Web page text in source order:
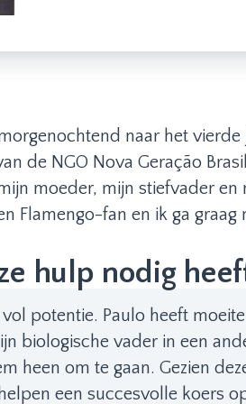
naar het
de NGO Nova Geração
moeder, mijn stiefvader
Flamengo-fan en ik ga
hulp nodig
potentie. Paulo heeft
biologische vader in een
heen om te gaan. Gezien
een succesvolle koers